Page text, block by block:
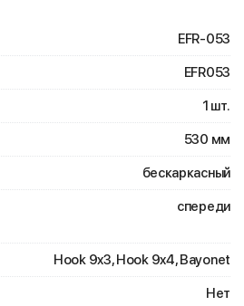
EFR-053
EFR053
1 шт.
530 мм
бескаркасный
спереди
Hook 9x3, Hook 9x4, Bayonet
Нет